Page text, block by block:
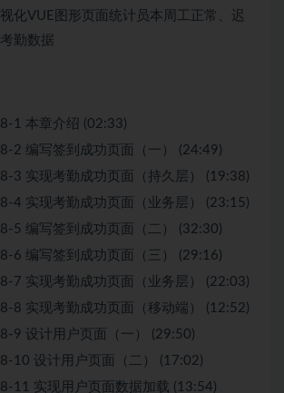
化VUE图形页面统计员本周工正常、迟
勤数据
8-1 本章介绍 (02:33)
8-2 编写签到成功页面（一） (24:49)
8-3 实现考勤成功页面（持久层） (19:38)
8-4 实现考勤成功页面（业务层） (23:15)
8-5 编写签到成功页面（二） (32:30)
8-6 编写签到成功页面（三） (29:16)
8-7 实现考勤成功页面（业务层） (22:03)
8-8 实现考勤成功页面（移动端） (12:52)
8-9 设计用户页面（一） (29:50)
8-10 设计用户页面（二） (17:02)
8-11 实现用户页面数据加载 (13:54)